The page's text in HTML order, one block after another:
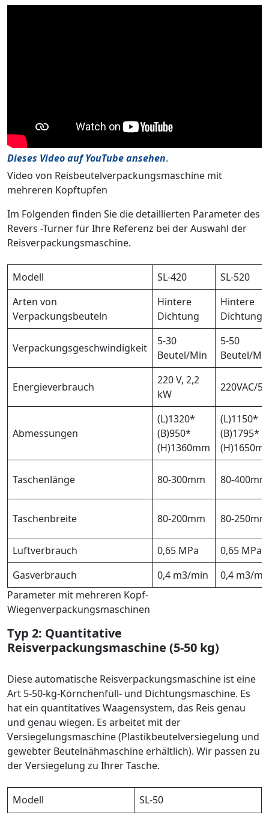
Dieses Video auf YouTube ansehen.
Video von Reisbeutelverpackungsmaschine mit
mehreren Kopftupfen
Im Folgenden finden Sie die detaillierten Parameter des
Revers -Turner für Ihre Referenz bei der Auswahl der
Reisverpackungsmaschine.
Modell SL-420
SL-520
Arten von
Verpackungsbeuteln
Hintere
Dichtung
Hintere
Dichtung
Verpackungsgeschwindigkeit
5-30
Beutel/Min
5-50
Beutel/
Energieverbrauch
220 V, 2,2
kW
220VAC/
Abmessungen
(L)1320*
(B)950*
(H)1360mm
(L)1150*
(B)1795*
Taschenlänge 80-300mm 80-400mm
Taschenbreite 80-200mm 80-250mm
Luftverbrauch 0,65 MPa
0,65 MPa
Gasverbrauch
0,4 m3/min
0,4 m3/
Parameter mit mehreren Kopf-
Wiegenverpackungsmaschinen
Typ 2: Quantitative
Reisverpackungsmaschine (5-50 kg)
Diese automatische Reisverpackungsmaschine ist eine
Art 5-50-kg-Körnchenfüll- und Dichtungsmaschine. Es
hat ein quantitatives Waagensystem, das Reis genau
und genau wiegen. Es arbeitet mit der
Versiegelungsmaschine (Plastikbeutelversiegelung und
gewebter Beutelnähmaschine erhältlich). Wir passen zu
der Versiegelung zu Ihrer Tasche.
Modell
SL-50